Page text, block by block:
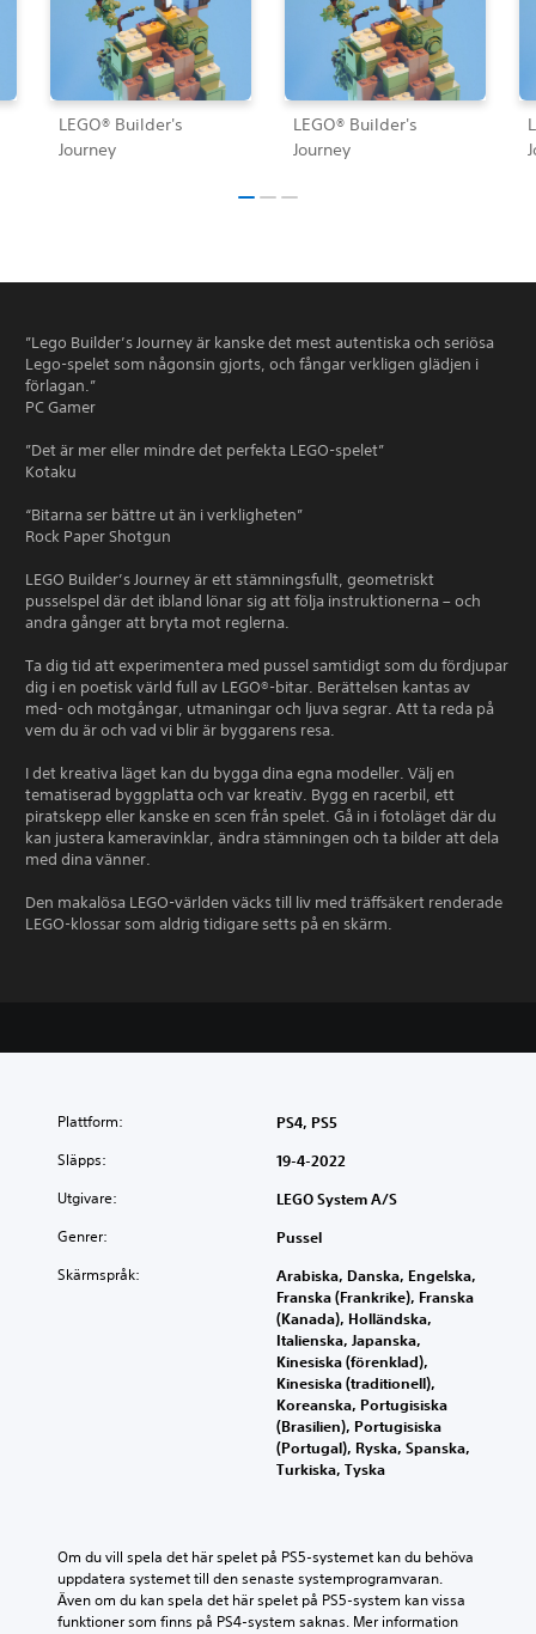
LEGO® Builder's
Journey
LEGO® Builder's
Journey
”Lego Builder’s Journey är kanske det mest autentiska och seriösa
Lego-spelet som någonsin gjorts, och fångar verkligen glädjen i
förlagan.”
PC Gamer
”Det är mer eller mindre det perfekta LEGO-spelet”
Kotaku
“Bitarna ser bättre ut än i verkligheten”
Rock Paper Shotgun
LEGO Builder’s Journey är ett stämningsfullt, geometriskt
pusselspel där det ibland lönar sig att följa instruktionerna – och
andra gånger att bryta mot reglerna.
Ta dig tid att experimentera med pussel samtidigt som du fördjupar
dig i en poetisk värld full av LEGO®-bitar. Berättelsen kantas av
med- och motgångar, utmaningar och ljuva segrar. Att ta reda på
vem du är och vad vi blir är byggarens resa.
I det kreativa läget kan du bygga dina egna modeller. Välj en
tematiserad byggplatta och var kreativ. Bygg en racerbil, ett
piratskepp eller kanske en scen från spelet. Gå in i fotoläget där du
kan justera kameravinklar, ändra stämningen och ta bilder att dela
med dina vänner.
Den makalösa LEGO-världen väcks till liv med träffsäkert renderade
LEGO-klossar som aldrig tidigare setts på en skärm.
Plattform: PS4, PS5
Släpps: 19-4-2022
Utgivare: LEGO System A/S
Genrer: Pussel
Skärmspråk:
Arabiska, Danska, Engelska,
Franska (Frankrike), Franska
(Kanada), Holländska,
Italienska, Japanska,
Kinesiska (förenklad),
Kinesiska (traditionell),
Koreanska, Portugisiska
(Brasilien), Portugisiska
(Portugal), Ryska, Spanska,
Turkiska, Tyska
Om du vill spela det här spelet på PS5-systemet kan du behöva
uppdatera systemet till den senaste systemprogramvaran.
Även om du kan spela det här spelet på PS5-system kan vissa
funktioner som finns på PS4-system saknas. Mer information